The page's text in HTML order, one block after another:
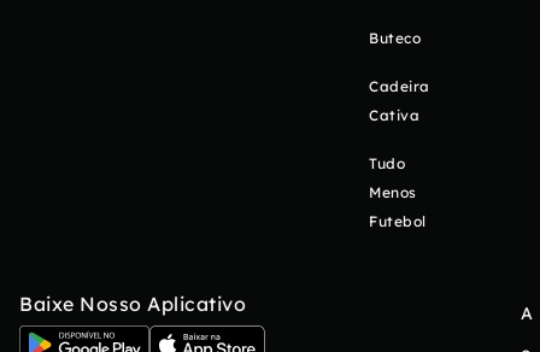
Buteco
Cadeira
Cativa
Tudo
Menos
Futebol
Baixe Nosso Aplicativo
A